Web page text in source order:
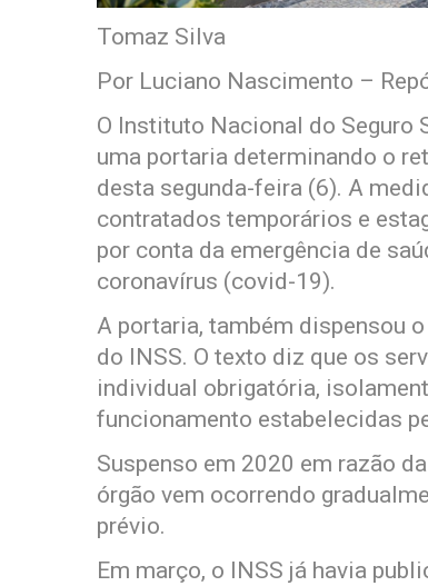
Tomaz Silva
Por Luciano Nascimento –
O Instituto Nacional do Seguro
uma portaria determinando o
desta segunda-feira (6). A
contratados temporários e
por conta da emergência de
coronavírus (covid-19).
A portaria, também dispensou
do INSS. O texto diz que os
individual obrigatória,
funcionamento estabelecidas
Suspenso em 2020 em razão
órgão vem ocorrendo
prévio.
Em março, o INSS já havia